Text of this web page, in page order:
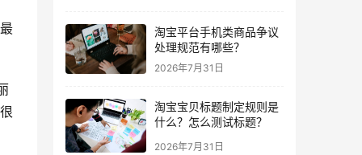
淘宝平台手机类商品争议
处理规范有哪些？
2026年7月31日
淘宝宝贝标题制定规则是
什么？怎么测试标题？
2026年7月31日